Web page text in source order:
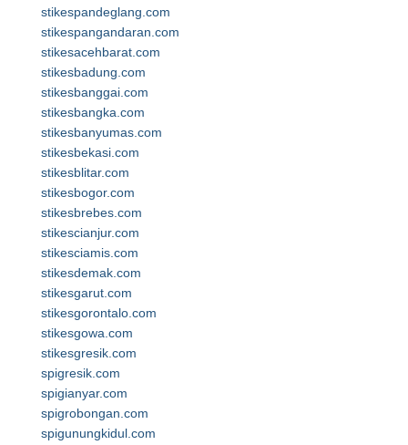
stikespandeglang.com
stikespangandaran.com
stikesacehbarat.com
stikesbadung.com
stikesbanggai.com
stikesbangka.com
stikesbanyumas.com
stikesbekasi.com
stikesblitar.com
stikesbogor.com
stikesbrebes.com
stikescianjur.com
stikesciamis.com
stikesdemak.com
stikesgarut.com
stikesgorontalo.com
stikesgowa.com
stikesgresik.com
spigresik.com
spigianyar.com
spigrobongan.com
spigunungkidul.com